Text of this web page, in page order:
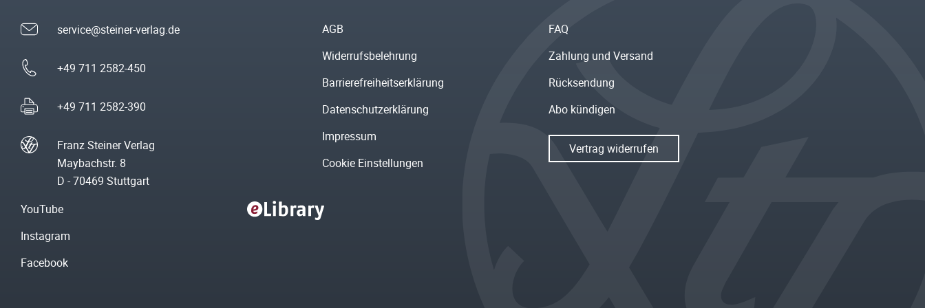
service@steiner-verlag.de
+49 711 2582-450
+49 711 2582-390
Franz Steiner Verlag
Maybachstr. 8
D - 70469 Stuttgart
AGB
Widerrufsbelehrung
Barrierefreiheitserklärung
Datenschutzerklärung
Impressum
Cookie Einstellungen
FAQ
Zahlung und Versand
Rücksendung
Abo kündigen
Vertrag widerrufen
YouTube
Instagram
Facebook